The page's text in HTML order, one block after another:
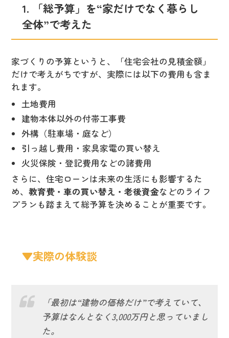
1. 「総予算」を“家だけでなく暮らし
全体”で考えた
家づくりの予算というと、「住宅会社の見積金額」
だけで考えがちですが、実際には以下の費用も含ま
れます。
土地費用
建物本体以外の付帯工事費
外構（駐車場・庭など）
引っ越し費用・家具家電の買い替え
火災保険・登記費用などの諸費用
さらに、住宅ローンは未来の生活にも影響するた
め、 教育費・車の買い替え・老後資金などのライフ
プランも踏まえて総予算を決めることが重要です。
▼実際の体験談
「最初は“建物の価格だけ”で考えていて、
予算はなんとなく3,000万円と思っていまし
た。